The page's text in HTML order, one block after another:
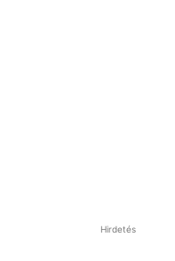
Hirdetés